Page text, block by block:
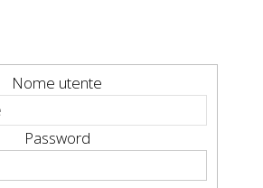
Nome utente
Password